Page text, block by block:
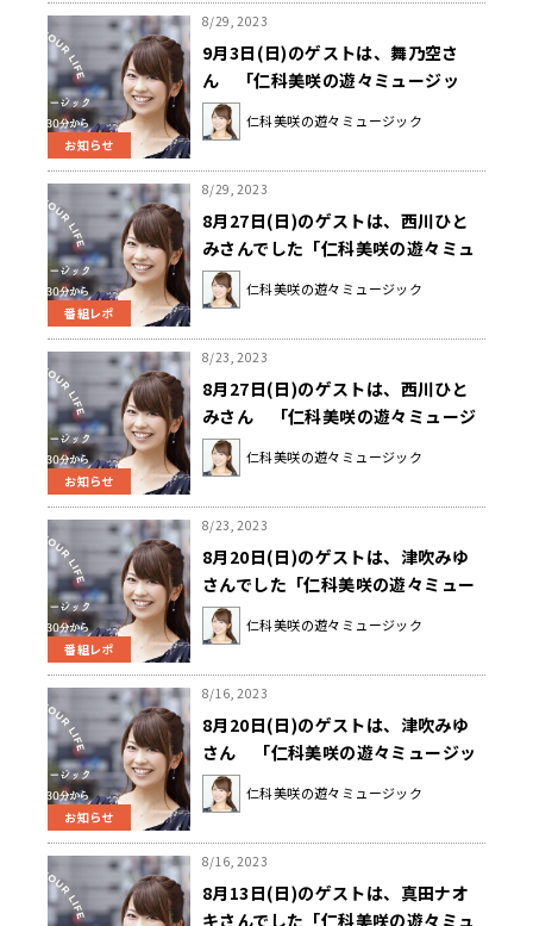
お知らせ
8/29, 2023
9月3日(日)のゲストは、舞乃空さ
ん 「仁科美咲の遊々ミュージッ
ク」
仁科美咲の遊々ミュージック
番組レポ
8/29, 2023
8月27日(日)のゲストは、西川ひと
みさんでした「仁科美咲の遊々ミュ
ージック」
仁科美咲の遊々ミュージック
お知らせ
8/23, 2023
8月27日(日)のゲストは、西川ひと
みさん 「仁科美咲の遊々ミュージ
ック」
仁科美咲の遊々ミュージック
番組レポ
8/23, 2023
8月20日(日)のゲストは、津吹みゆ
さんでした「仁科美咲の遊々ミュー
ジック」
仁科美咲の遊々ミュージック
お知らせ
8/16, 2023
8月20日(日)のゲストは、津吹みゆ
さん 「仁科美咲の遊々ミュージッ
ク」
仁科美咲の遊々ミュージック
8/16, 2023
8月13日(日)のゲストは、真田ナオ
キさんでした「仁科美咲の遊々ミュ